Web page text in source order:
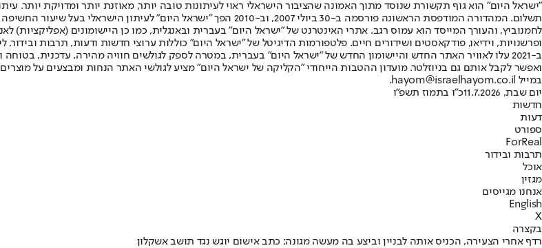
"ישראל היום" הוא גוף תקשורת שנוסד מתוך האמונה שהציבור הישראלי ראוי לעיתונות טובה יותר, מאוזנת יותר ומדויקת יותר.
תשלום. המהדורה המודפסת הראשונה פורסמה ב-30 ביולי 2007, וב-2010 הפך
ופרשנויות, וידיאו, פודקאסטים ושידורים חיים. פלטפורמות הדיגיטל של "ישראל היום" כוללות ערוצי חדשות ודעות, תרבות ובידור,
ב-2021 עלו לאוויר האתר החדש והיישומון החדש של "ישראל היום" בעברית, במטרה לספק לגולשים חוויה מהירה, עדכנית,
ואפשר לקבל אותם גם בניוזלטר. מועדון ההטבות הייחודי "הקליקה של ישראל היום" מציע לגולשי האתר הנחות ומבצעים על
במייל hayom@israelhayom.co.il.
יום שבת, 11.7.2026
כ"ו בתמוז תשפ"ו
חדשות
דעות
ספורט
ForReal
תרבות ובידור
אוכל
מגזין
אנחנו מגייסים
English
X
בקצרה
רדף אחרי הצעירה, הכניס אותה לבניין וביצע בה מעשה מגונה: כתב אישום יוגש נגד תושב אשקלון